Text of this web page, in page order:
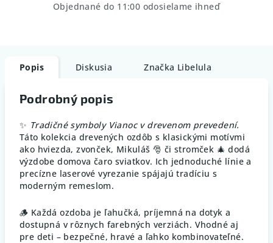
Objednané do 11:00 odosielame ihneď
Popis Diskusia Značka Libelula
Podrobný popis
✨ Tradičné symboly Vianoc v drevenom prevedení.
Táto kolekcia drevených ozdôb s klasickými motívmi
ako hviezda, zvonček, Mikuláš 🎅 či stromček 🎄 dodá
výzdobe domova čaro sviatkov. Ich jednoduché línie a
precízne laserové vyrezanie spájajú tradíciu s
moderným remeslom.
🪵 Každá ozdoba je ľahučká, príjemná na dotyk a
dostupná v rôznych farebných verziách. Vhodné aj
pre deti – bezpečné, hravé a ľahko kombinovateľné.